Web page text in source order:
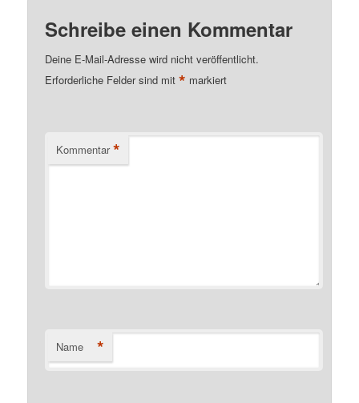
Schreibe einen Kommentar
Deine E-Mail-Adresse wird nicht veröffentlicht.
Erforderliche Felder sind mit* markiert
Kommentar *
Name *